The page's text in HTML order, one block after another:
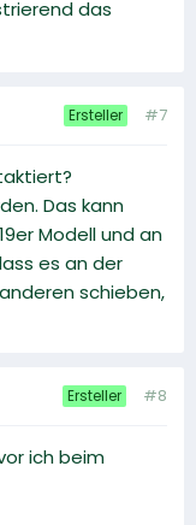
das
Ersteller #7
Das kann
Modell und an
es an der
schieben,
Ersteller #8
ich beim